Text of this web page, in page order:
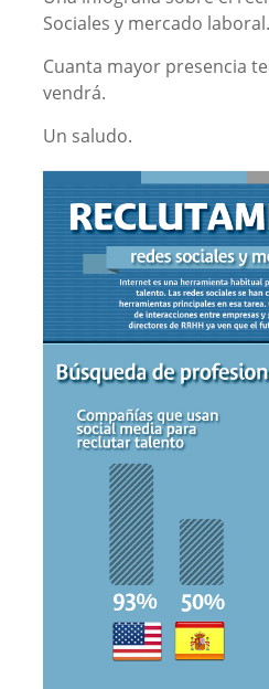
Sociales y mercado laboral.
Cuanta mayor presencia
vendrá.
Un saludo.